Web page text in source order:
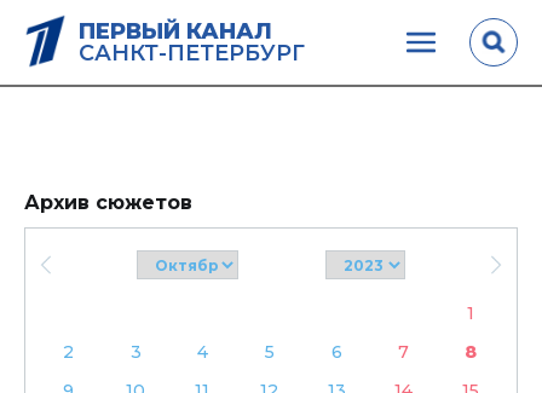
ПЕРВЫЙ КАНАЛ
САНКТ-ПЕТЕРБУРГ
Архив сюжетов
1
2
3 4 5 6 7
8